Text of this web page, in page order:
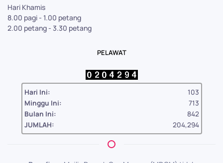
Hari Khamis
8.00 pagi - 1.00 petang
2.00 petang - 3.30 petang
PELAWAT
Hari Ini:
103
Minggu Ini:
713
Bulan Ini:
842
JUMLAH:
204,294